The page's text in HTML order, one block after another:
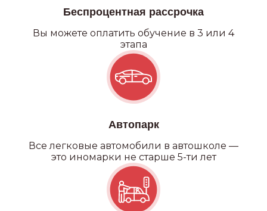
Беспроцентная рассрочка
Вы можете оплатить обучение в 3 или 4
этапа
Автопарк
Все легковые автомобили в автошколе —
это иномарки не старше 5-ти лет